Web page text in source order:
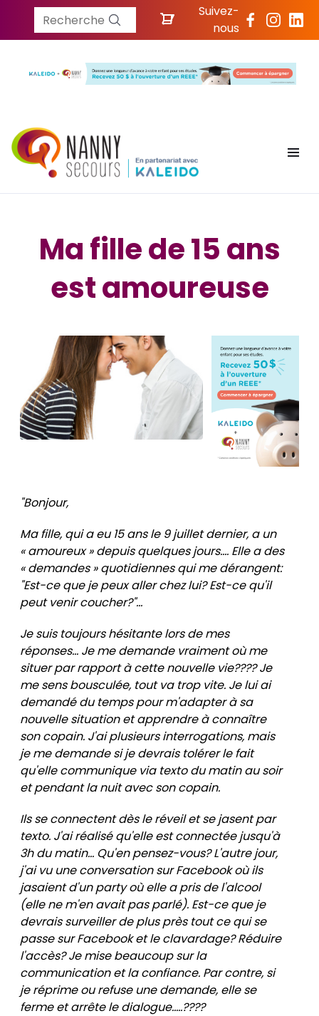
Recherche
Suivez-
nous
Ma fille de 15 ans
est amoureuse
"Bonjour,
Ma fille, qui a eu 15 ans le 9 juillet dernier, a un
« amoureux » depuis quelques jours.... Elle a des
« demandes » quotidiennes qui me dérangent:
"Est-ce que je peux aller chez lui? Est-ce qu'il
peut venir coucher?"...
Je suis toujours hésitante lors de mes
réponses... Je me demande vraiment où me
situer par rapport à cette nouvelle vie???? Je
me sens bousculée, tout va trop vite. Je lui ai
demandé du temps pour m'adapter à sa
nouvelle situation et apprendre à connaître
son copain. J'ai plusieurs interrogations, mais
je me demande si je devrais tolérer le fait
qu'elle communique via texto du matin au soir
et pendant la nuit avec son copain.
Ils se connectent dès le réveil et se jasent par
texto. J'ai réalisé qu'elle est connectée jusqu'à
3h du matin... Qu'en pensez-vous? L'autre jour,
j'ai vu une conversation sur Facebook où ils
jasaient d'un party où elle a pris de l'alcool
(elle ne m'en avait pas parlé). Est-ce que je
devrais surveiller de plus près tout ce qui se
passe sur Facebook et le clavardage? Réduire
l'accès? Je mise beaucoup sur la
communication et la confiance. Par contre, si
je réprime ou refuse une demande, elle se
ferme et arrête le dialogue.....????